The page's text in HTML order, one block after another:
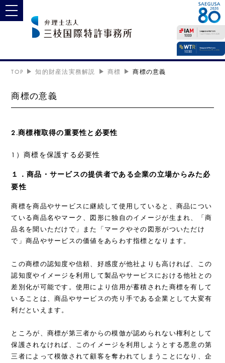
toggle navigation
TOP 知的財産法実務解説 商標 商標の意義
商標の意義
2.商標権取得の重要性と必要性
1）商標を保護する必要性
１．商品・サービスの提供者である企業の立場からみた必
要性
商標を商品やサービスに継続して使用していると、商品につい
ている商品名やマーク、図形に独自のイメージが生まれ、「商
品名を聞いただけで」また「マークやその図形がついただけ
で」商品やサービスの価値をあらわす指標となります。
この商標の認知度や信頼、好感度が他社よりも高ければ、この
認知度やイメージを利用して製品やサービスにおける他社との
差別化が可能です。使用により信用が蓄積された商標を有して
いることは、商品やサービスの売り手である企業として大変有
利だといえます。
ところが、商標が第三者からの模倣が認められない権利として
保護されなければ、このイメージを利用しようとする悪意の第
三者によって模倣されて顧客を奪われてしまうことになり、企